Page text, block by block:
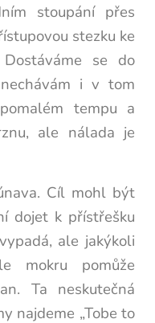
stoupání přes
stezku ke
Dostáváme se do
i v tom
tempu a
ale nálada je
Cíl mohl být
dojet k přístřešku
ale jakýkoli
mokru pomůže
Ta neskutečná
najdeme „Tobe to